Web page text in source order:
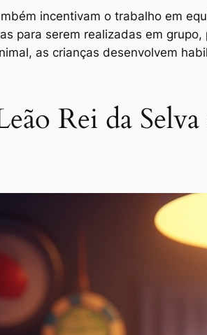
incentivam o trabalho em
para serem realizadas em
as crianças desenvolvem
Rei da